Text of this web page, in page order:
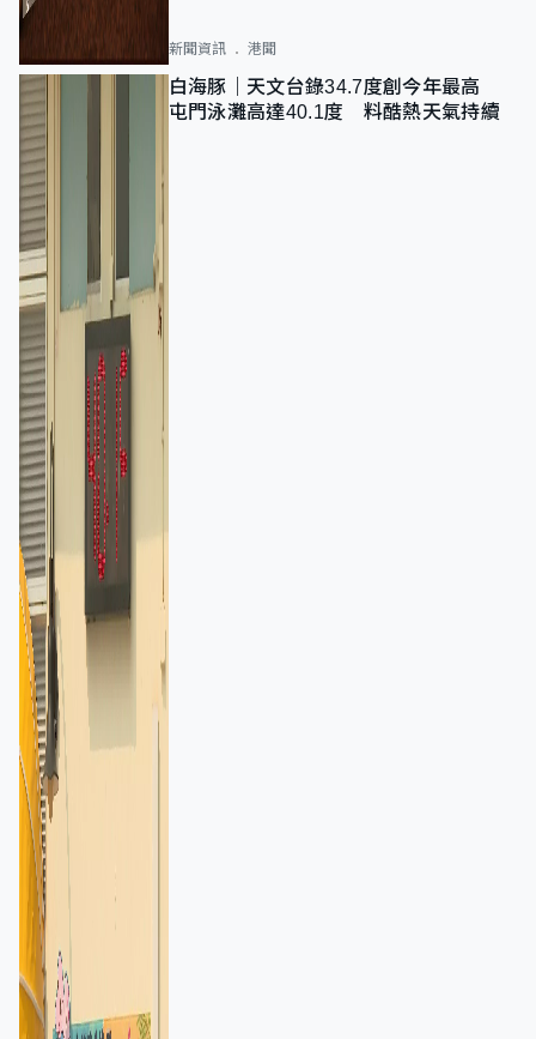
新聞資訊 港聞
白海豚｜天文台錄34.7度創今年最高
屯門泳灘高達40.1度 料酷熱天氣持續